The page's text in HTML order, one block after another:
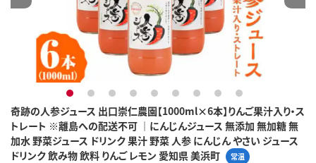
奇跡の人参ジュース 出口崇仁農園【1000ml×6本】りんご果汁入り・ス
トレート ※離島への配送不可 ｜にんじんジュース 無添加 無加糖 無
加水 野菜ジュース ドリンク 果汁 野菜 人参 にんじん やさい ジュース
ドリンク 飲み物 飲料 りんご レモン 愛知県 美浜町
常温
1 2 3 4 5 6 7 8 9